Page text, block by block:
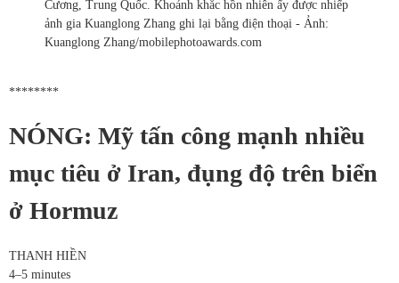
Cương, Trung Quốc. Khoảnh khắc hồn nhiên ấy được nhiếp
ảnh gia Kuanglong Zhang ghi lại bằng điện thoại - Ảnh:
Kuanglong Zhang/mobilephotoawards.com
********
NÓNG: Mỹ tấn công mạnh nhiều
mục tiêu ở Iran, đụng độ trên biển
ở Hormuz
THANH HIỀN
4–5 minutes